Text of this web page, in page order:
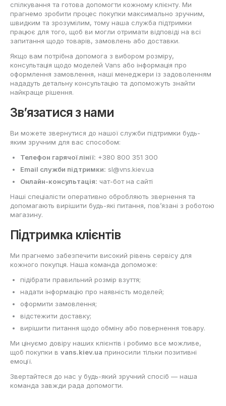
спілкування та готова допомогти кожному клієнту. Ми
прагнемо зробити процес покупки максимально зручним,
швидким та зрозумілим, тому наша служба підтримки
працює для того, щоб ви могли отримати відповіді на всі
запитання щодо товарів, замовлень або доставки.
Якщо вам потрібна допомога з вибором розміру,
консультація щодо моделей Vans або інформація про
оформлення замовлення, наші менеджери із задоволенням
нададуть детальну консультацію та допоможуть знайти
найкраще рішення.
Зв’язатися з нами
Ви можете звернутися до нашої служби підтримки будь-
яким зручним для вас способом:
Телефон гарячої лінії: +380 800 351 300
Email служби підтримки: sl@vns.kiev.ua
Онлайн-консультація: чат-бот на сайті
Наші спеціалісти оперативно обробляють звернення та
допомагають вирішити будь-які питання, пов’язані з роботою
магазину.
Підтримка клієнтів
Ми прагнемо забезпечити високий рівень сервісу для
кожного покупця. Наша команда допоможе:
підібрати правильний розмір взуття;
надати інформацію про наявність моделей;
оформити замовлення;
відстежити доставку;
вирішити питання щодо обміну або повернення товару.
Ми цінуємо довіру наших клієнтів і робимо все можливе,
щоб покупки в vans.kiev.ua приносили тільки позитивні
емоції.
Звертайтеся до нас у будь-який зручний спосіб — наша
команда завжди рада допомогти.